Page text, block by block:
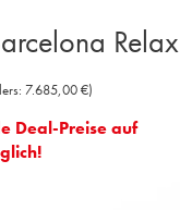
Relax
7.685,00 €)
Deal-Preise auf